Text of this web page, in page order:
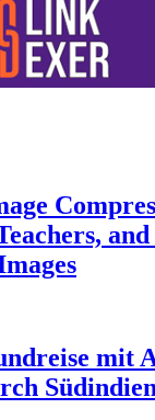
mit